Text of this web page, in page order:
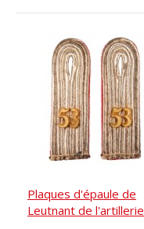
Plaques d'épaule de
Leutnant de l'artillerie